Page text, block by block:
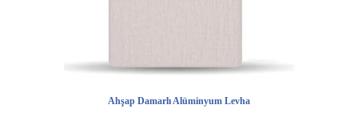
Ahşap Damarlı Alüminyum Levha